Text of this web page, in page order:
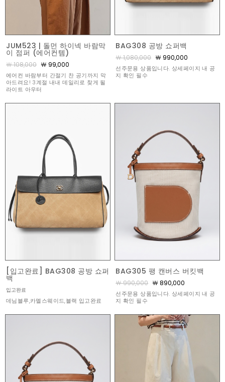
JUM523 | 돌먼 하이넥 바람막
이 점퍼 (에어컨템)
￦ 108,000 ￦ 99,000
에어컨 바람부터 간절기 찬 공기까지 막
아드려요! 3계절 내내 데일리로 찾게 될
라이트 아우터
BAG308 공방 쇼퍼백
￦ 1,080,000 ￦ 990,000
선주문용 상품입니다. 상세페이지 내 공
지 확인 필수
[입고완료] BAG308 공방 쇼퍼
백
입고완료
데님블루,카멜스웨이드,블랙 입고완료
BAG305 팽 캔버스 버킷백
￦ 990,000 ￦ 890,000
선주문용 상품입니다. 상세페이지 내 공
지 확인 필수